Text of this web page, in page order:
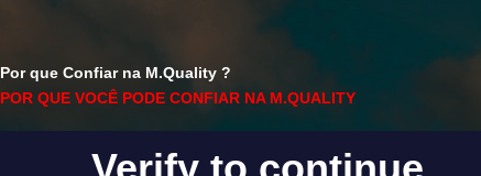
Por que Confiar na M.Quality ?
POR QUE VOCÊ PODE CONFIAR NA M.QUALITY